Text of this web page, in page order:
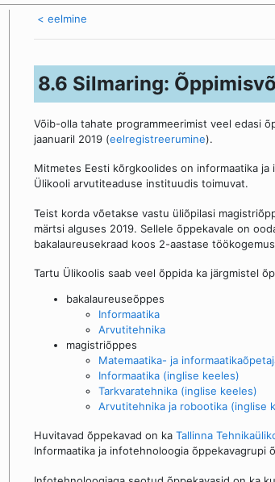
< eelmine
8.6 Silmaring:
Võib-olla tahate programmeerimist veel edasi
jaanuaril 2019 (eelregistreerumine).
Mitmetes Eesti kõrgkoolides on informaatika
Ülikooli arvutiteaduse instituudis toimuvat.
Teist korda võetakse vastu üliõpilasi
märtsi alguses 2019. Sellele õppekavale on
bakalaureusekraad koos 2-aastase
Tartu Ülikoolis saab veel õppida ka järgmistel
bakalaureuseõppes
Informaatika
Arvutitehnika
magistriõppes
Matemaatika- ja
Informaatika (inglise keeles)
Tarkvaratehnika (inglise keeles)
Arvutitehnika ja robootika (inglise
Huvitavad õppekavad on ka Tallinna
Informaatika ja infotehnoloogia õppekavagrupi